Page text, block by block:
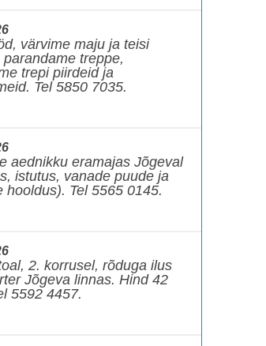
värvime maju ja teisi
treppe,
trepi piirdeid ja
Tel 5850 7035.
aednikku eramajas Jõgeval
istutus, vanade puude ja
hooldus). Tel 5565 0145.
2. korrusel, rõduga ilus
Jõgeva linnas. Hind 42
5592 4457.